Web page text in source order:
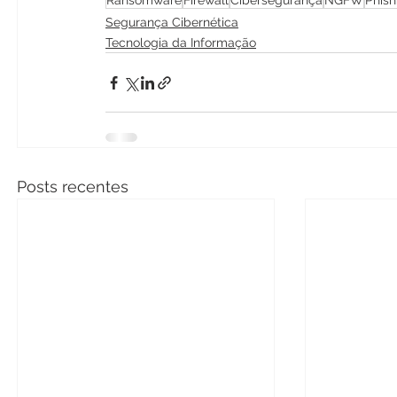
Segurança Cibernética
Tecnologia da Informação
Posts recentes